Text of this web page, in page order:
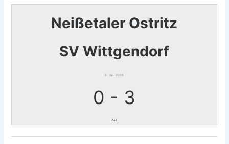
Neißetaler Ostritz
SV Wittgendorf
6. Juni 2026
0 - 3
Zeit